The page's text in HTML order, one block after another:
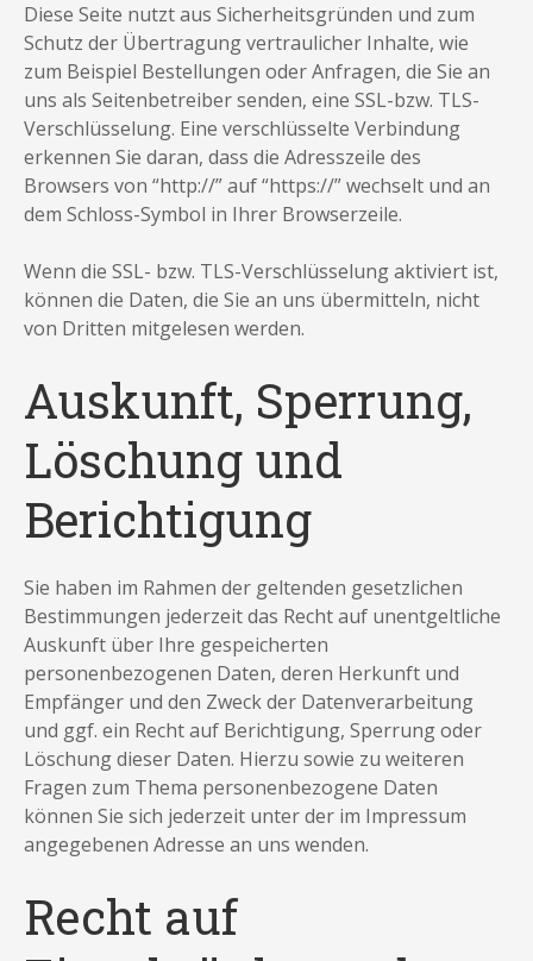
Diese Seite nutzt aus Sicherheitsgründen und zum
Schutz der Übertragung vertraulicher Inhalte, wie
zum Beispiel Bestellungen oder Anfragen, die Sie an
uns als Seitenbetreiber senden, eine SSL-bzw. TLS-
Verschlüsselung. Eine verschlüsselte Verbindung
erkennen Sie daran, dass die Adresszeile des
Browsers von “http://” auf “https://” wechselt und an
dem Schloss-Symbol in Ihrer Browserzeile.
Wenn die SSL- bzw. TLS-Verschlüsselung aktiviert ist,
können die Daten, die Sie an uns übermitteln, nicht
von Dritten mitgelesen werden.
Auskunft, Sperrung,
Löschung und
Berichtigung
Sie haben im Rahmen der geltenden gesetzlichen
Bestimmungen jederzeit das Recht auf unentgeltliche
Auskunft über Ihre gespeicherten
personenbezogenen Daten, deren Herkunft und
Empfänger und den Zweck der Datenverarbeitung
und ggf. ein Recht auf Berichtigung, Sperrung oder
Löschung dieser Daten. Hierzu sowie zu weiteren
Fragen zum Thema personenbezogene Daten
können Sie sich jederzeit unter der im Impressum
angegebenen Adresse an uns wenden.
Recht auf